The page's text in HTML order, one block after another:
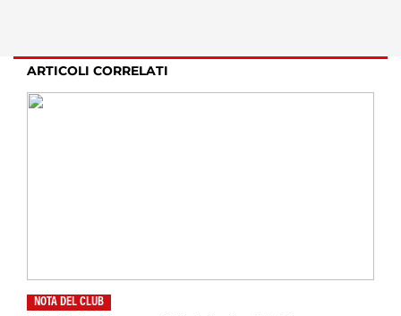
ARTICOLI CORRELATI
NOTA DEL CLUB